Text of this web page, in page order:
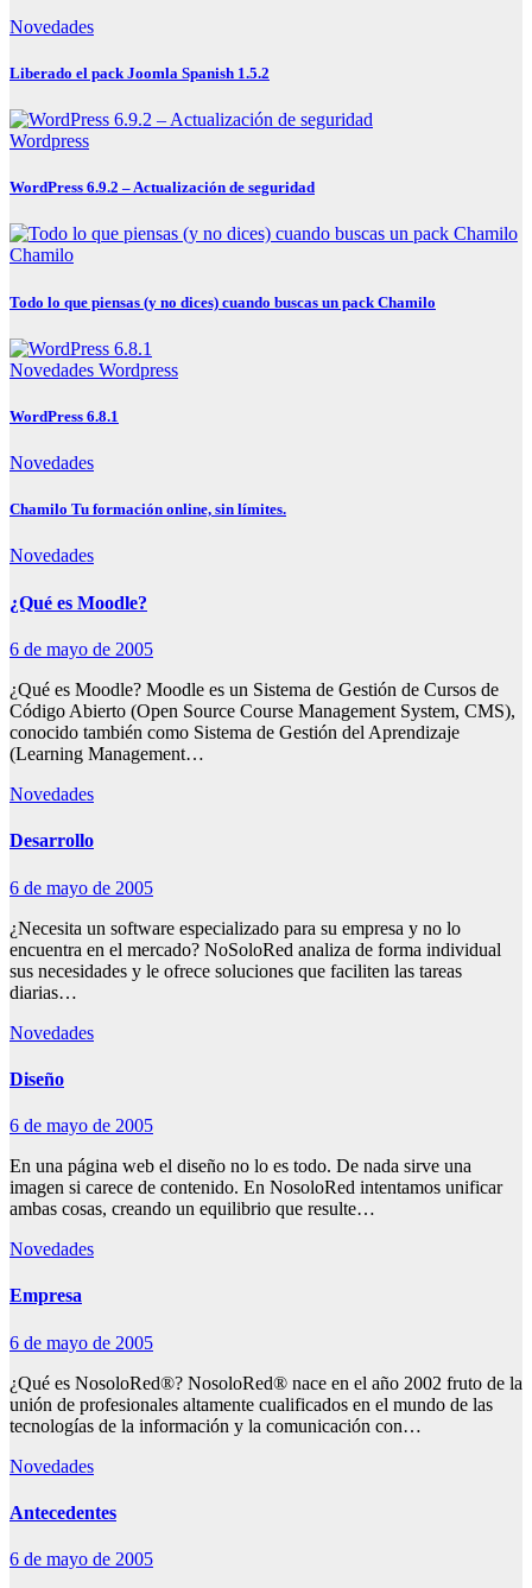
Novedades
Liberado el pack Joomla Spanish 1.5.2
Wordpress
WordPress 6.9.2 – Actualización de seguridad
Chamilo
Todo lo que piensas (y no dices) cuando buscas un pack Chamilo
Novedades Wordpress
WordPress 6.8.1
Novedades
Chamilo Tu formación online, sin límites.
Novedades
¿Qué es Moodle?
6 de mayo de 2005
¿Qué es Moodle? Moodle es un Sistema de Gestión de Cursos de
Código Abierto (Open Source Course Management System, CMS),
conocido también como Sistema de Gestión del Aprendizaje
(Learning Management…
Novedades
Desarrollo
6 de mayo de 2005
¿Necesita un software especializado para su empresa y no lo
encuentra en el mercado? NoSoloRed analiza de forma individual
sus necesidades y le ofrece soluciones que faciliten las tareas
diarias…
Novedades
Diseño
6 de mayo de 2005
En una página web el diseño no lo es todo. De nada sirve una
imagen si carece de contenido. En NosoloRed intentamos unificar
ambas cosas, creando un equilibrio que resulte…
Novedades
Empresa
6 de mayo de 2005
¿Qué es NosoloRed®? NosoloRed® nace en el año 2002 fruto de la
unión de profesionales altamente cualificados en el mundo de las
tecnologías de la información y la comunicación con…
Novedades
Antecedentes
6 de mayo de 2005